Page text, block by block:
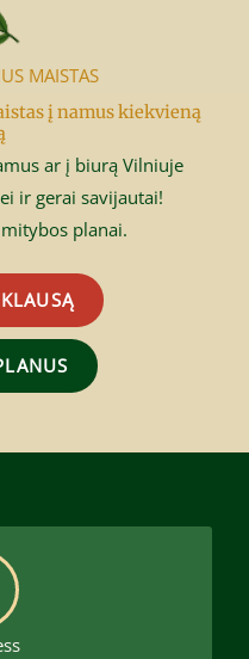
MAISTAS
į namus kiekvieną
ar į biurą Vilniuje
ir gerai savijautai!
planai.